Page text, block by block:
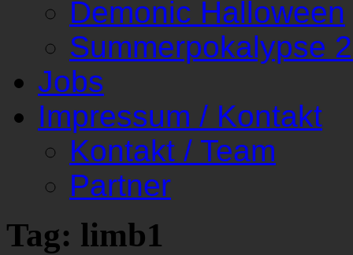
Demonic Halloween
Summerpokalypse
Jobs
Impressum / Kontakt
Kontakt / Team
Partner
Tag: limb1